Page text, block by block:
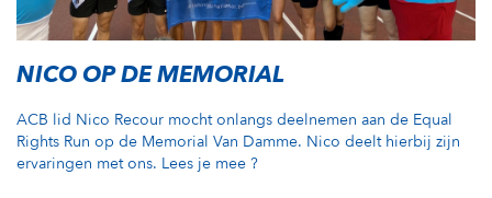
NICO OP DE MEMORIAL
ACB lid Nico Recour mocht onlangs deelnemen aan de Equal
Rights Run op de Memorial Van Damme. Nico deelt hierbij zijn
ervaringen met ons. Lees je mee ?